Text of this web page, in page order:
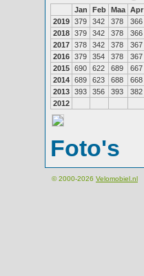
Jan Feb Maa Apr
2019 379 342 378 366
2018 379 342 378 366
2017 378 342 378 367
2016 379 354 378 367
2015 690 622 689 667
2014 689 623 688 668
2013 393 356 393 382
2012
Foto's
© 2000-2026 Velomobiel.nl